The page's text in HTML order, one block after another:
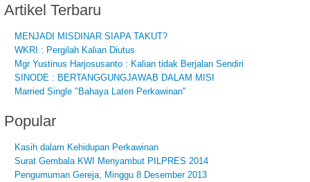
Artikel Terbaru
MENJADI MISDINAR SIAPA TAKUT?
WKRI : Pergilah Kalian Diutus
Mgr Yustinus Harjosusanto : Kalian tidak Berjalan Sendiri
SINODE : BERTANGGUNGJAWAB DALAM MISI
Married Single "Bahaya Laten Perkawinan"
Popular
Kasih dalam Kehidupan Perkawinan
Surat Gembala KWI Menyambut PILPRES 2014
Pengumuman Gereja, Minggu 8 Desember 2013